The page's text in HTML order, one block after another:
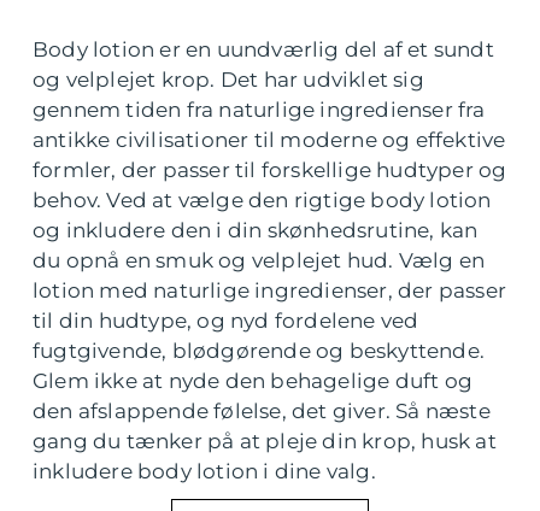
Body lotion er en uundværlig del af et sundt
og velplejet krop. Det har udviklet sig
gennem tiden fra naturlige ingredienser fra
antikke civilisationer til moderne og effektive
formler, der passer til forskellige hudtyper og
behov. Ved at vælge den rigtige body lotion
og inkludere den i din skønhedsrutine, kan
du opnå en smuk og velplejet hud. Vælg en
lotion med naturlige ingredienser, der passer
til din hudtype, og nyd fordelene ved
fugtgivende, blødgørende og beskyttende.
Glem ikke at nyde den behagelige duft og
den afslappende følelse, det giver. Så næste
gang du tænker på at pleje din krop, husk at
inkludere body lotion i dine valg.